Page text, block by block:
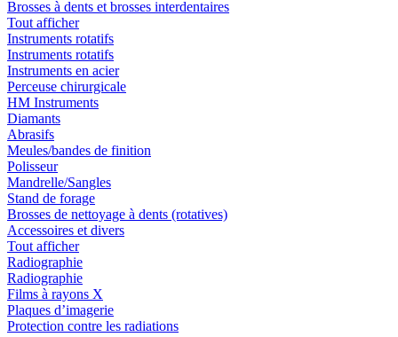
Brosses à dents et brosses interdentaires
Tout afficher
Instruments rotatifs
Instruments rotatifs
Instruments en acier
Perceuse chirurgicale
HM Instruments
Diamants
Abrasifs
Meules/bandes de finition
Polisseur
Mandrelle/Sangles
Stand de forage
Brosses de nettoyage à dents (rotatives)
Accessoires et divers
Tout afficher
Radiographie
Radiographie
Films à rayons X
Plaques d’imagerie
Protection contre les radiations